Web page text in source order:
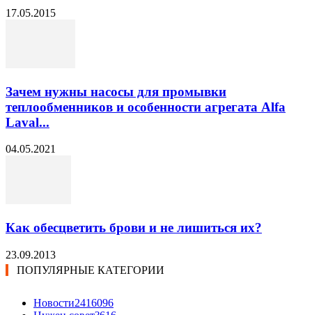
17.05.2015
Зачем нужны насосы для промывки
теплообменников и особенности агрегата Alfa
Laval...
04.05.2021
Как обесцветить брови и не лишиться их?
23.09.2013
ПОПУЛЯРНЫЕ КАТЕГОРИИ
Новости2416096